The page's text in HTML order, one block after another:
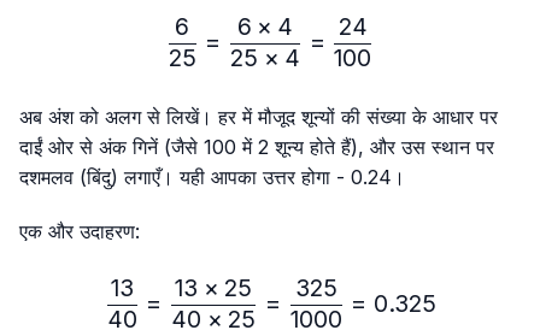
\frac{6}{25}=\frac{6 ×
25
6
=
25 × 4
6 × 4
=
100
24
अब अंश को अलग से लिखें। हर में मौजूद शून्यों की संख्या के आधार पर
दाईं ओर से अंक गिनें (जैसे 100 में 2 शून्य होते हैं), और उस स्थान पर
दशमलव (बिंदु) लगाएँ। यही आपका उत्तर होगा - 0.24।
एक और उदाहरण:
\frac{13}{40}=\frac{13
40
13
=
40 × 25
13 × 25
=
1000
325
= 0.325